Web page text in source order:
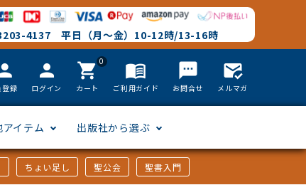
4137 平日（月～金）10-12時/13-16時
登録
person
ログイン
0
shopping_cart
カート
menu_book
ご利用ガイド
textsms
お問合せ
mark_email_read
メルマガ
イテム 出版社から選ぶ
ちょい足し 聖公会 聖書入門